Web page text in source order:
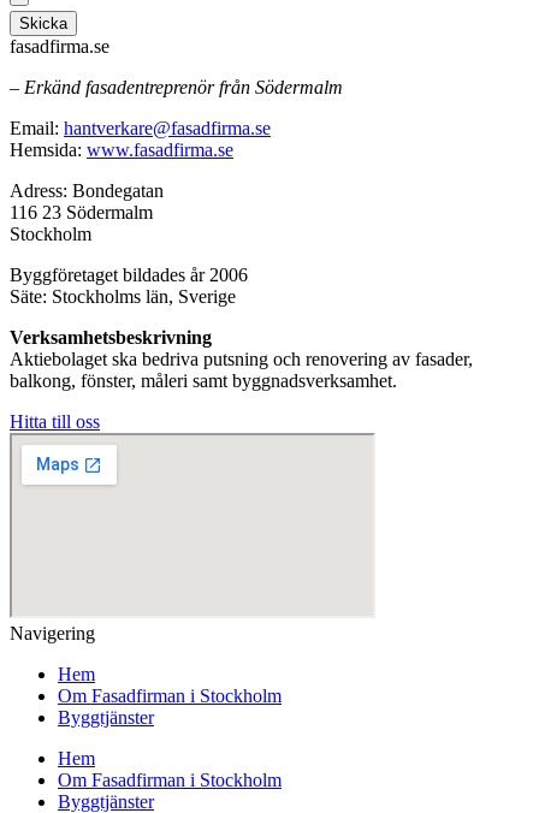
Skicka
fasadfirma.se
– Erkänd fasadentreprenör från Södermalm
Email: hantverkare@fasadfirma.se
Hemsida: www.fasadfirma.se
Adress: Bondegatan
116 23 Södermalm
Stockholm
Byggföretaget bildades år 2006
Säte: Stockholms län, Sverige
Verksamhetsbeskrivning
Aktiebolaget ska bedriva putsning och renovering av fasader,
balkong, fönster, måleri samt byggnadsverksamhet.
Hitta till oss
Navigering
Hem
Om Fasadfirman i Stockholm
Byggtjänster
Hem
Om Fasadfirman i Stockholm
Byggtjänster